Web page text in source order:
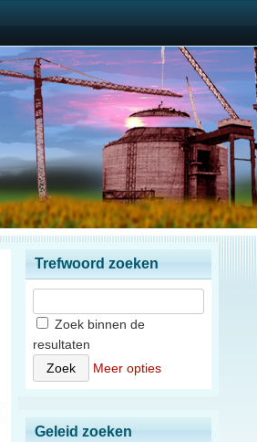
Trefwoord zoeken
Zoek binnen de
resultaten
Meer opties
Geleid zoeken